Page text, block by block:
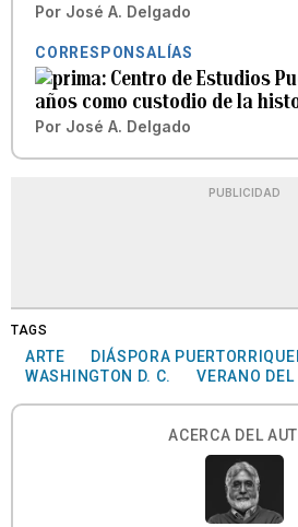
Por José A. Delgado
CORRESPONSALÍAS
Centro de Estudios
años como custodio de la
Por José A. Delgado
PUBLICIDAD
TAGS
ARTE
DIÁSPORA
WASHINGTON D. C.
VERANO
ACERCA DEL